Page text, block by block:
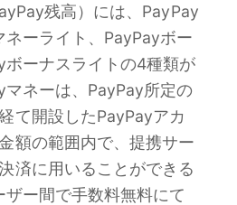
残高）には、PayPay
ーライト、PayPayボー
ーナスライトの4種類が
マネーは、PayPay所定の
て開設したPayPayアカ
額の範囲内で、提携サー
済に用いることができる
ー間で手数料無料にて